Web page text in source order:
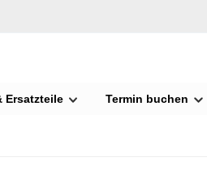
Ersatzteile Termin buchen